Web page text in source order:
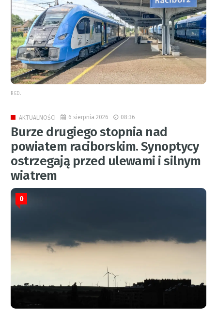
RED.
AKTUALNOŚCI 6 sierpnia 2026 08:36
Burze drugiego stopnia nad
powiatem raciborskim. Synoptycy
ostrzegają przed ulewami i silnym
wiatrem
0